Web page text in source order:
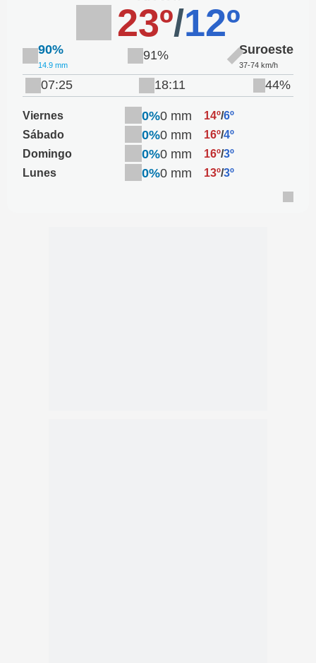
23º/12º
90%
14.9 mm
91% Suroeste
37-74 km/h
07:25 18:11 44%
Viernes 0%0 mm 14º/6º
Sábado
0%0 mm 16º/4º
Domingo
0%0 mm 16º/3º
Lunes
0%0 mm 13º/3º